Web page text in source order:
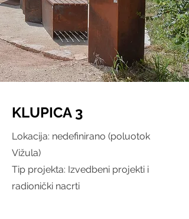
KLUPICA 3
Lokacija: nedefinirano (poluotok
Vižula)
Tip projekta: Izvedbeni projekti i
radionički nacrti